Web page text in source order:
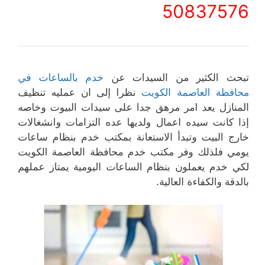
50837576
تبحث الكثير من السيدات عن خدم بالساعات في
محافظة العاصمة الكويت نظرا إلى ان عمليه تنظيف
المنازل يعد امر مرهق جدا على سيدات البيوت وخاصه
إذا كانت سيده اعمال ولديها عده التزامات وانشغالات
خارج البيت وتبدأ الاستعانة بمكتب خدم بنظام ساعات
يومي فلذلك وفر مكتب خدم محافظة العاصمة الكويت
لكي خدم يعملون بنظام الساعات اليومية يمتاز عملهم
بالدقة والكفاءة العالية.